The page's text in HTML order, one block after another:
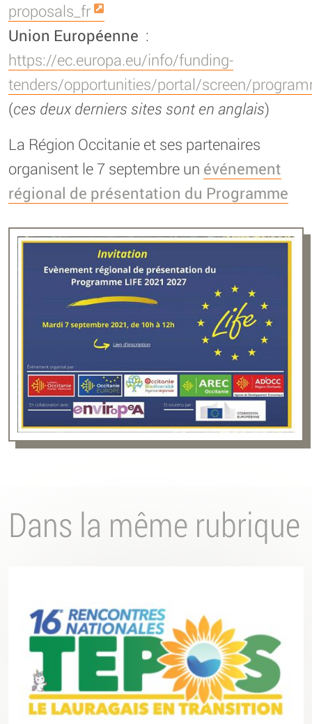
proposals_fr
Union Européenne :
https://ec.europa.eu/info/funding-
tenders/opportunities/portal/screen/
(ces deux derniers sites sont en anglais)
La Région Occitanie et ses partenaires
organisent le 7 septembre un événement
régional de présentation du Programme
Dans la même rubrique